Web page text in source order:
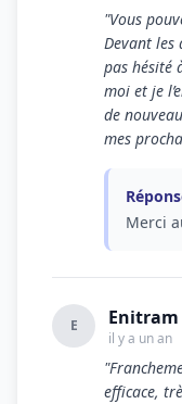
"Vous
Devant les
pas hésité
moi et je
de
mes
Merci
E Enitram
il y a un an
efficace,